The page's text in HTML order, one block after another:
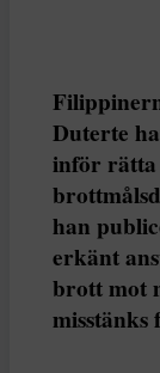
Duterte
inför
han
erkänt
brott mot
misstänks